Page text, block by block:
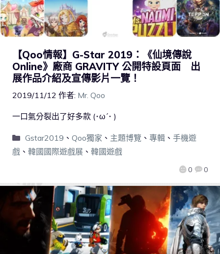
【Qoo情報】G-Star 2019：《仙境傳說
Online》廠商 GRAVITY 公開特設頁面 出
展作品介紹及宣傳影片一覽！
2019/11/12 作者: Mr. Qoo
0 0
一口氣分裂出了好多款 (･ω´･ )
Gstar2019 、 Qoo獨家 、 主題博覽 、 專輯、 手機遊
戲 、 韓國國際遊戲展 、 韓國遊戲